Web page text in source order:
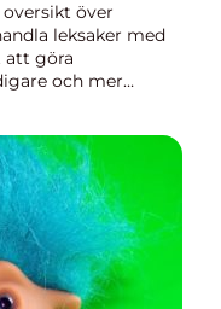
över
leksaker med
göra
och mer